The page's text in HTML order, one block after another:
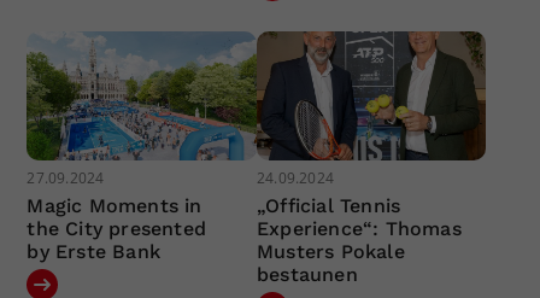
27.09.2024
Magic Moments in
the City presented
by Erste Bank
24.09.2024
„Official Tennis
Experience“: Thomas
Musters Pokale
bestaunen